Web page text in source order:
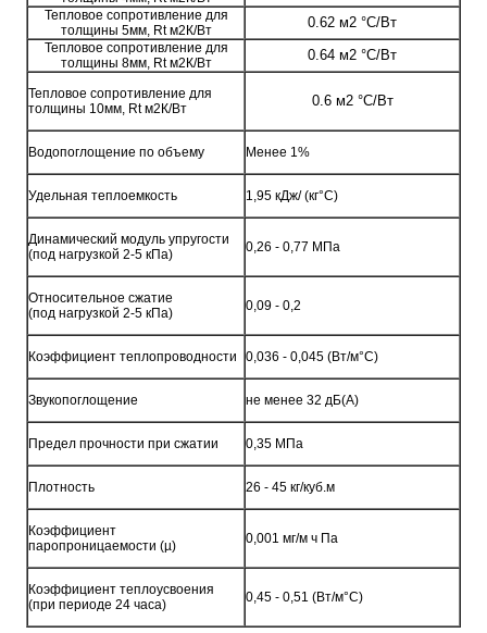
Тепловое сопротивление для
толщины 5мм, Rt м2К/Вт
0.62 м2 °С/Вт
Тепловое сопротивление для
толщины 8мм, Rt м2К/Вт
0.64 м2 °С/Вт
Тепловое сопротивление для
толщины 10мм, Rt м2К/Вт
0.6м2 °С/Вт
Водопоглощение по объему Менее 1%
Удельная теплоемкость 1,95 кДж/ (кг°С)
Динамический модуль упругости
(под нагрузкой 2-5 кПа)
0,26 - 0,77 МПа
Относительное сжатие
(под нагрузкой 2-5 кПа)
0,09 - 0,2
Коэффициент теплопроводности 0,036 - 0,045 (Bт/м°С)
Звукопоглощение не менее 32 дБ(А)
Предел прочности при сжатии 0,35 МПа
Плотность 26 - 45 кг/куб.м
Коэффициент
паропроницаемости (µ)
0,001 мг/м ч Па
Коэффициент теплоусвоения
(при периоде 24 часа)
0,45 - 0,51 (Bт/м°С)